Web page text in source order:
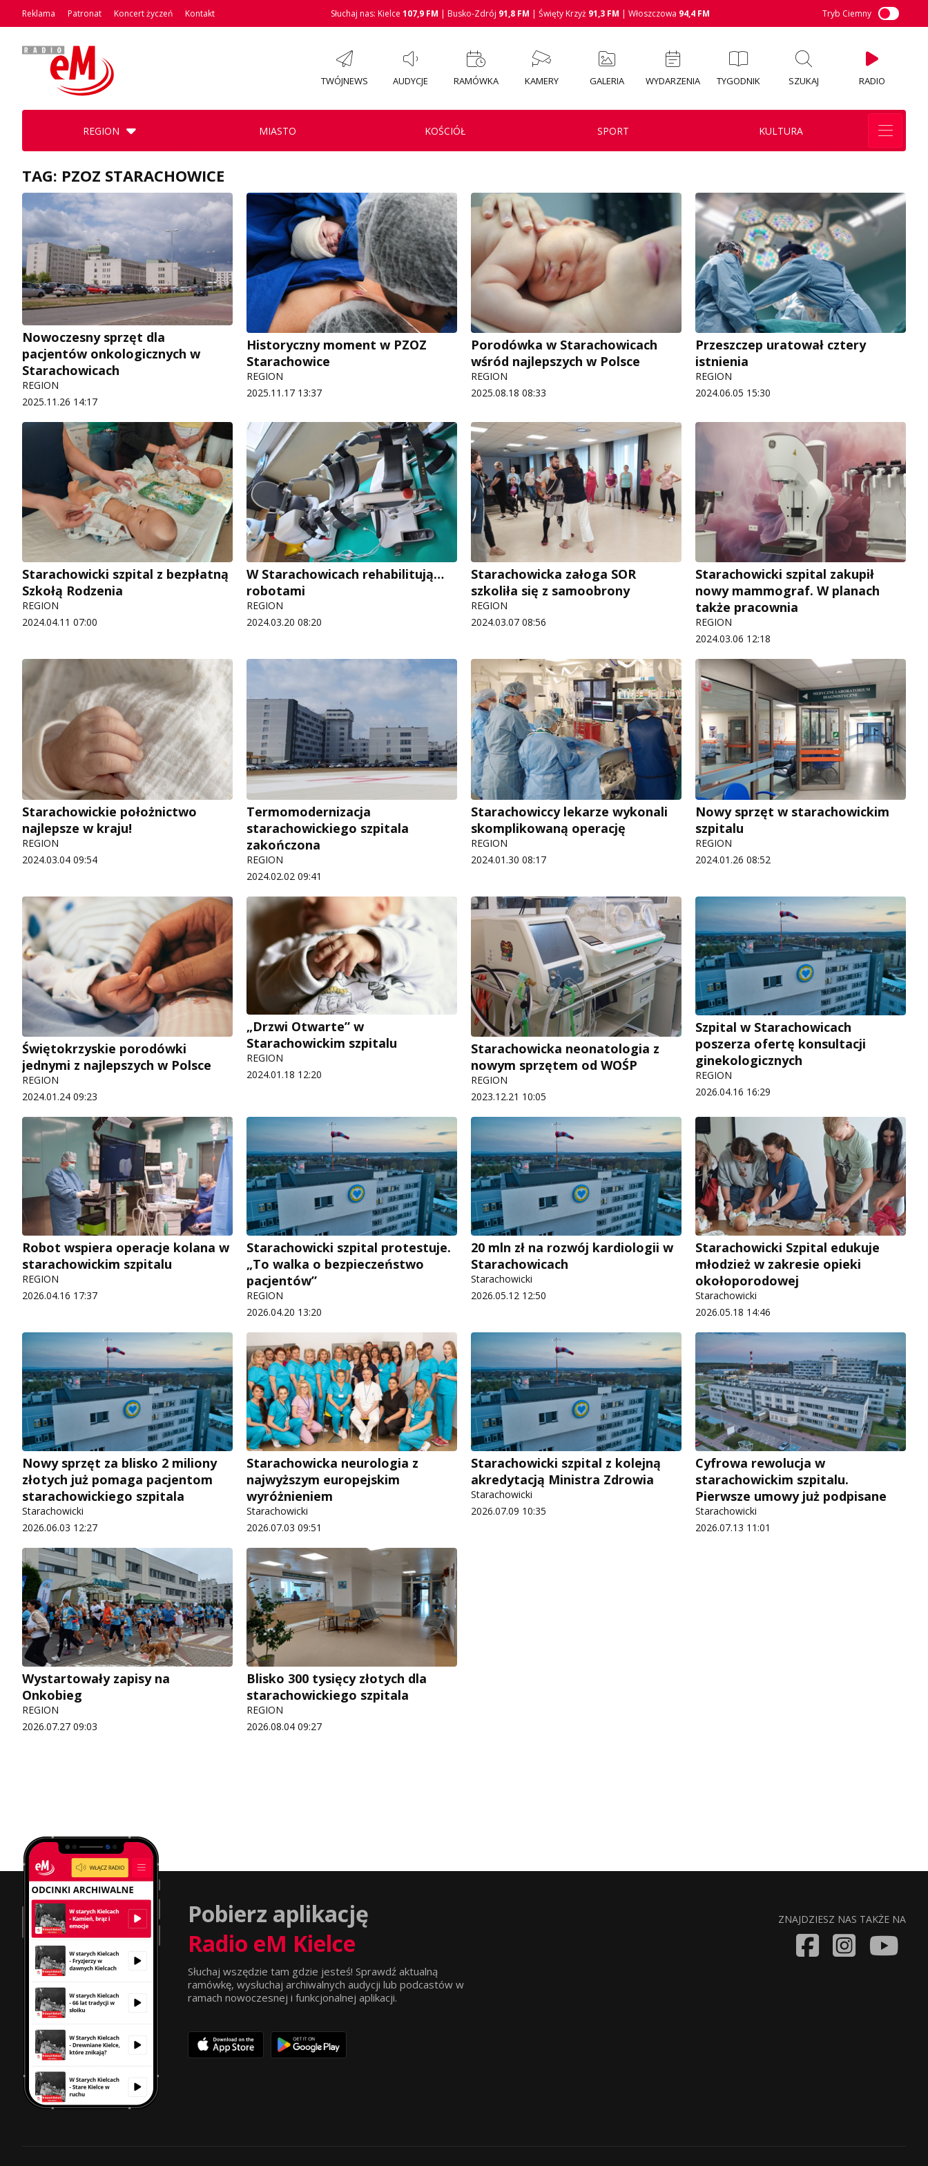
Reklama Patronat Koncert życzeń Kontakt Słuchaj nas: Kielce 107,9 FM | Busko-Zdrój 91,8 FM | Święty Krzyż 91,3 FM | Włoszczowa 94,4 FM Tryb Ciemny
TWÓJNEWS AUDYCJE RAMÓWKA KAMERY GALERIA WYDARZENIA TYGODNIK SZUKAJ RADIO
REGION MIASTO KOŚCIÓŁ SPORT KULTURA
TAG: PZOZ STARACHOWICE
Nowoczesny sprzęt dla
pacjentów onkologicznych w
Starachowicach
REGION
2025.11.26 14:17
Historyczny moment w PZOZ
Starachowice
REGION
2025.11.17 13:37
Porodówka w Starachowicach
wśród najlepszych w Polsce
REGION
2025.08.18 08:33
Przeszczep uratował cztery
istnienia
REGION
2024.06.05 15:30
Starachowicki szpital z bezpłatną
Szkołą Rodzenia
REGION
2024.04.11 07:00
W Starachowicach rehabilitują…
robotami
REGION
2024.03.20 08:20
Starachowicka załoga SOR
szkoliła się z samoobrony
REGION
2024.03.07 08:56
Starachowicki szpital zakupił
nowy mammograf. W planach
także pracownia
REGION
2024.03.06 12:18
Starachowickie położnictwo
najlepsze w kraju!
REGION
2024.03.04 09:54
Termomodernizacja
starachowickiego szpitala
zakończona
REGION
2024.02.02 09:41
Starachowiccy lekarze wykonali
skomplikowaną operację
REGION
2024.01.30 08:17
Nowy sprzęt w starachowickim
szpitalu
REGION
2024.01.26 08:52
Świętokrzyskie porodówki
jednymi z najlepszych w Polsce
REGION
2024.01.24 09:23
„Drzwi Otwarte” w
Starachowickim szpitalu
REGION
2024.01.18 12:20
Starachowicka neonatologia z
nowym sprzętem od WOŚP
REGION
2023.12.21 10:05
Szpital w Starachowicach
poszerza ofertę konsultacji
ginekologicznych
REGION
2026.04.16 16:29
Robot wspiera operacje kolana w
starachowickim szpitalu
REGION
2026.04.16 17:37
Starachowicki szpital protestuje.
„To walka o bezpieczeństwo
pacjentów”
REGION
2026.04.20 13:20
20 mln zł na rozwój kardiologii w
Starachowicach
Starachowicki
2026.05.12 12:50
Starachowicki Szpital edukuje
młodzież w zakresie opieki
okołoporodowej
Starachowicki
2026.05.18 14:46
Nowy sprzęt za blisko 2 miliony
złotych już pomaga pacjentom
starachowickiego szpitala
Starachowicki
2026.06.03 12:27
Starachowicka neurologia z
najwyższym europejskim
wyróżnieniem
Starachowicki
2026.07.03 09:51
Starachowicki szpital z kolejną
akredytacją Ministra Zdrowia
Starachowicki
2026.07.09 10:35
Cyfrowa rewolucja w
starachowickim szpitalu.
Pierwsze umowy już podpisane
Starachowicki
2026.07.13 11:01
Wystartowały zapisy na
Onkobieg
REGION
2026.07.27 09:03
Blisko 300 tysięcy złotych dla
starachowickiego szpitala
REGION
2026.08.04 09:27
Pobierz aplikację
Radio eM Kielce
Słuchaj wszędzie tam gdzie jesteś! Sprawdź aktualną
ramówkę, wysłuchaj archiwalnych audycji lub podcastów w
ramach nowoczesnej i funkcjonalnej aplikacji.
ZNAJDZIESZ NAS TAKŻE NA